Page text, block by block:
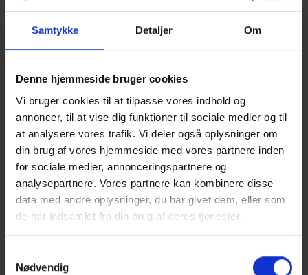
Samtykke Detaljer Om
Denne hjemmeside bruger cookies
Vi bruger cookies til at tilpasse vores indhold og
annoncer, til at vise dig funktioner til sociale medier og til
at analysere vores trafik. Vi deler også oplysninger om
din brug af vores hjemmeside med vores partnere inden
for sociale medier, annonceringspartnere og
analysepartnere. Vores partnere kan kombinere disse
data med andre oplysninger, du har givet dem, eller som
de har indsamlet fra din brug af deres tjenester.
Nødvendig
MEDLEMMER
Står du med et byggeteknisk spørgsmål, kan du ringe eller
sende en mail til vores tekniske rådgivere. Her sidder eksperter
klar til at hjælpe. Hvis vi ikke kan give dig et svar med det
samme, vender vi tilbage inden for kort tid.
Er opgaven mere omfattende kan vi rådgive dig yderligere til
medlemspris.
Du skal være medlem af Træinformation for at få adgang til
medlemsrådgivningen